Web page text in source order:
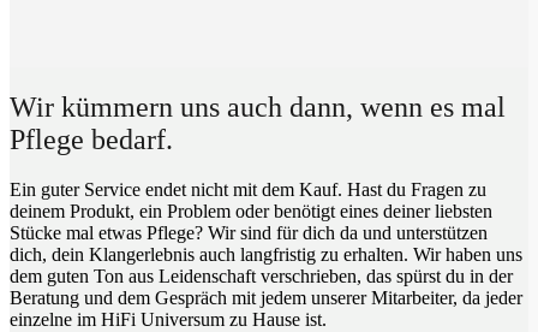
Wir kümmern uns auch dann, wenn es mal
Pflege bedarf.
Ein guter Service endet nicht mit dem Kauf. Hast du Fragen zu
deinem Produkt, ein Problem oder benötigt eines deiner liebsten
Stücke mal etwas Pflege? Wir sind für dich da und unterstützen
dich, dein Klangerlebnis auch langfristig zu erhalten. Wir haben uns
dem guten Ton aus Leidenschaft verschrieben, das spürst du in der
Beratung und dem Gespräch mit jedem unserer Mitarbeiter, da jeder
einzelne im HiFi Universum zu Hause ist.